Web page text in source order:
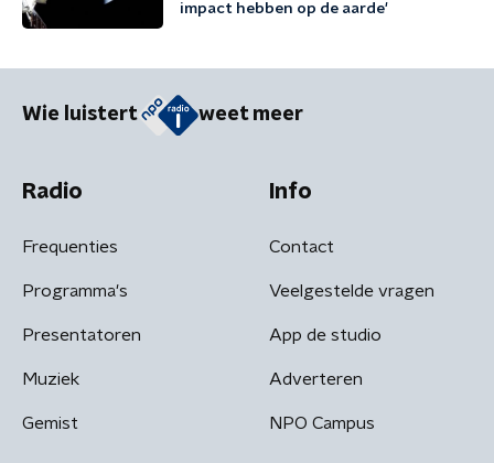
impact hebben op de aarde'
Wie luistert weet meer
Radio
Frequenties
Programma's
Presentatoren
Muziek
Gemist
Info
Contact
Veelgestelde vragen
App de studio
Adverteren
NPO Campus